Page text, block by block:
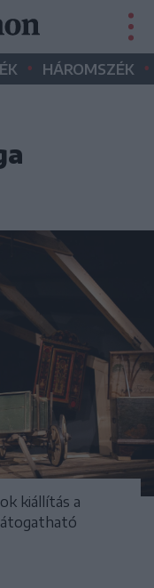
• HÁROMSZÉK •
kiállítás a